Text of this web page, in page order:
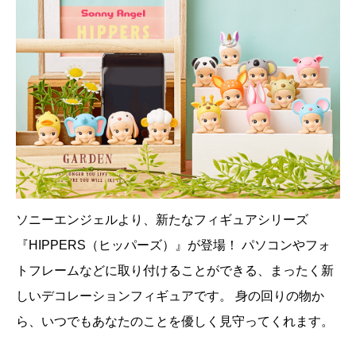
ソニーエンジェルより、新たなフィギュアシリーズ
『HIPPERS（ヒッパーズ）』が登場！ パソコンやフォ
トフレームなどに取り付けることができる、まったく新
しいデコレーションフィギュアです。 身の回りの物か
ら、いつでもあなたのことを優しく見守ってくれます。